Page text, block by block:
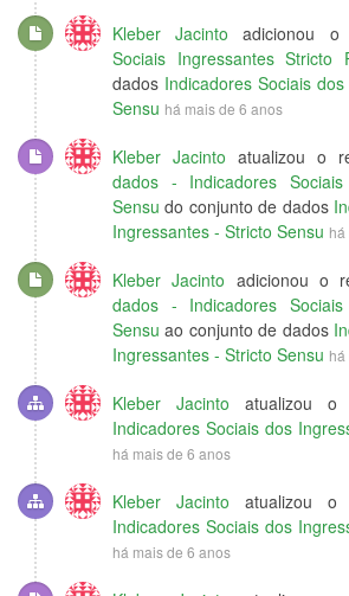
Kleber Jacinto adicionou o
Sociais Ingressantes Stricto
dados Indicadores Sociais
Sensu há mais de 6 anos
Kleber Jacinto atualizou o
dados - Indicadores
Sensu do conjunto de dados
Ingressantes - Stricto Sensu
Kleber Jacinto adicionou o
dados - Indicadores
Sensu ao conjunto de dados
Ingressantes - Stricto Sensu
Kleber Jacinto atualizou o
Indicadores Sociais dos
há mais de 6 anos
Kleber Jacinto atualizou o
Indicadores Sociais dos
há mais de 6 anos